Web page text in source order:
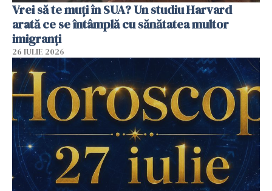
Vrei să te muți în SUA? Un studiu Harvard
arată ce se întâmplă cu sănătatea multor
imigranți
26 IULIE 2026